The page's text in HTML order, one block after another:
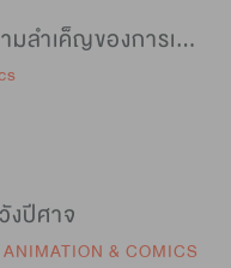
บันทึกความลำเค็ญของการเป็นสนมคนโปรด
งปีศาจ
& COMICS